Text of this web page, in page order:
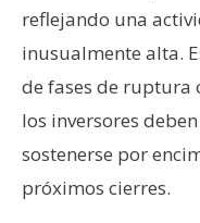
reflejando una
inusualmente alta.
de fases de ruptura
los inversores
sostenerse por
próximos cierres.